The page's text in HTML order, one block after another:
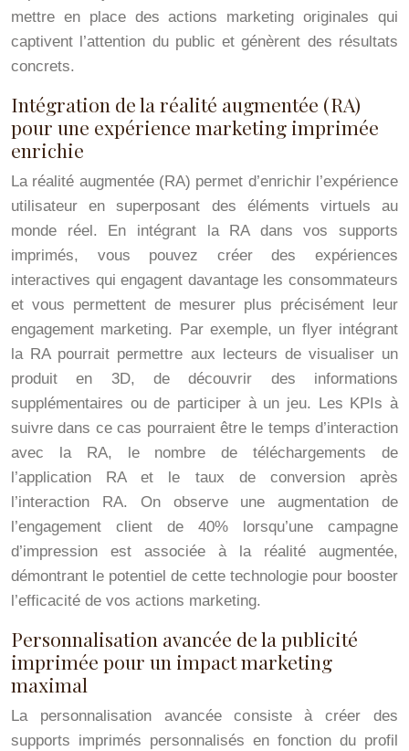
mettre en place des actions marketing originales qui
captivent l’attention du public et génèrent des résultats
concrets.
Intégration de la réalité augmentée (RA)
pour une expérience marketing imprimée
enrichie
La réalité augmentée (RA) permet d’enrichir l’expérience
utilisateur en superposant des éléments virtuels au
monde réel. En intégrant la RA dans vos supports
imprimés, vous pouvez créer des expériences
interactives qui engagent davantage les consommateurs
et vous permettent de mesurer plus précisément leur
engagement marketing. Par exemple, un flyer intégrant
la RA pourrait permettre aux lecteurs de visualiser un
produit en 3D, de découvrir des informations
supplémentaires ou de participer à un jeu. Les KPIs à
suivre dans ce cas pourraient être le temps d’interaction
avec la RA, le nombre de téléchargements de
l’application RA et le taux de conversion après
l’interaction RA. On observe une augmentation de
l’engagement client de 40% lorsqu’une campagne
d’impression est associée à la réalité augmentée,
démontrant le potentiel de cette technologie pour booster
l’efficacité de vos actions marketing.
Personnalisation avancée de la publicité
imprimée pour un impact marketing
maximal
La personnalisation avancée consiste à créer des
supports imprimés personnalisés en fonction du profil